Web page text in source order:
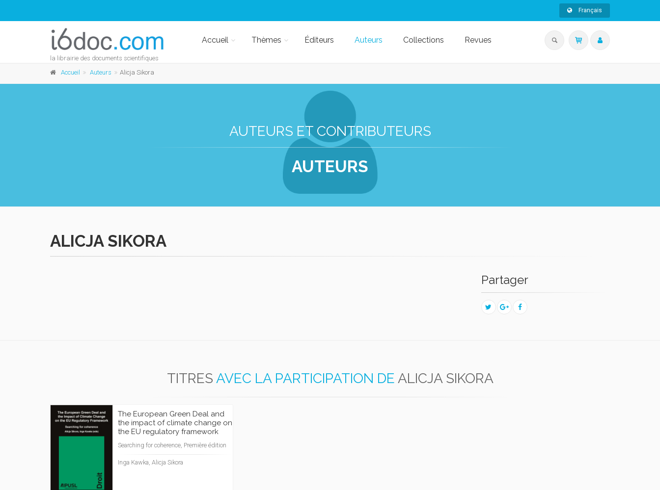
Français
la librairie des documents scientifiques
Accueil Thèmes Éditeurs Auteurs Collections Revues
Accueil Auteurs Alicja Sikora
AUTEURS ET CONTRIBUTEURS
AUTEURS
ALICJA SIKORA
Partager
TITRES AVEC LA PARTICIPATION DE ALICJA SIKORA
The European Green Deal and
the impact of climate change on
the EU regulatory framework
Searching for coherence, Première édition
Inga Kawka, Alicja Sikora